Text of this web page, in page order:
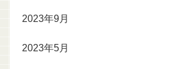
2023年9月
2023年5月